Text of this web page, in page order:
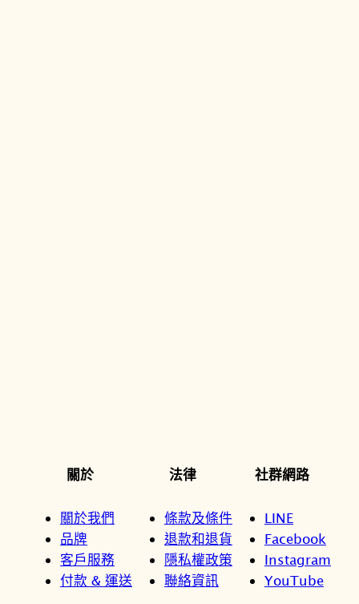
關於
關於我們
品牌
客戶服務
付款 & 運送
法律
條款及條件
退款和退貨
隱私權政策
聯絡資訊
社群網路
LINE
Facebook
Instagram
YouTube